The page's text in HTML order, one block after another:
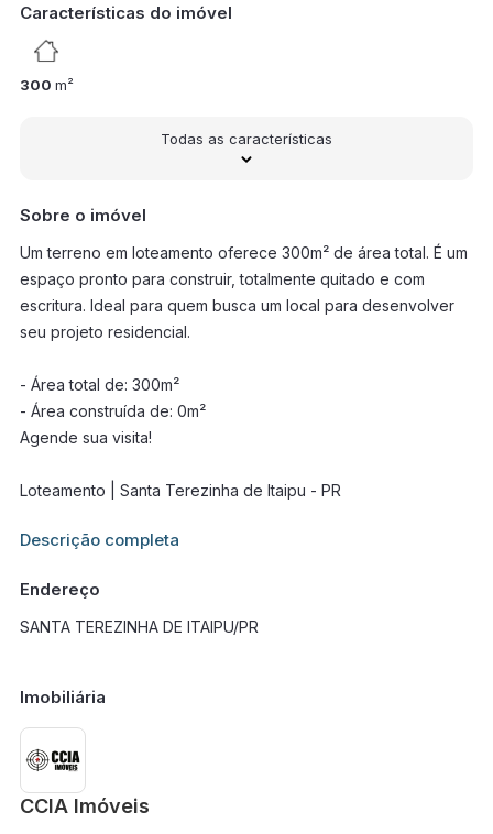
Características do imóvel
300 m²
Todas as características
Sobre o imóvel
Um terreno em loteamento oferece 300m² de área total. É um
espaço pronto para construir, totalmente quitado e com
escritura. Ideal para quem busca um local para desenvolver
seu projeto residencial.
- Área total de: 300m²
- Área construída de: 0m²
Agende sua visita!
Loteamento | Santa Terezinha de Itaipu - PR
Informações adicionais sobre este imóvel estarão disponíveis
Descrição completa
Endereço
SANTA TEREZINHA DE ITAIPU/PR
Imobiliária
CCIA Imóveis